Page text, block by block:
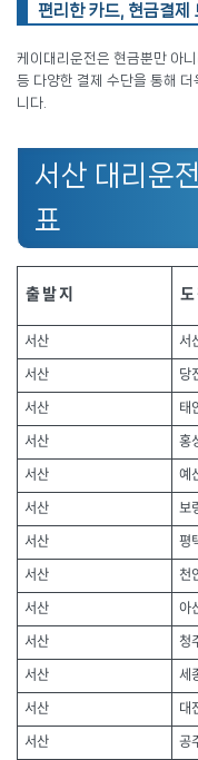
편리한 카드, 현금결제
케이대리운전은 현금뿐만 아
등 다양한 결제 수단을 통해
니다.
서산 대리운
표
출발지 도
서산 서
서산 당
서산 태
서산 홍
서산 예
서산 보
서산 평
서산 천
서산 아
서산 청
서산 세
서산 대
서산 공